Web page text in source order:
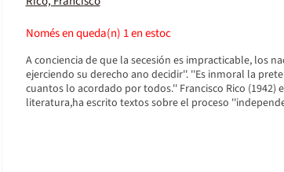
Només en queda(n) 1en estoc
A conciencia de que la secesión es impracticable, los
ejerciendo su derecho ano decidir''. ''Es inmoral la
cuantos lo acordado por todos.'' Francisco Rico (1942)
literatura,ha escrito textos sobre el proceso